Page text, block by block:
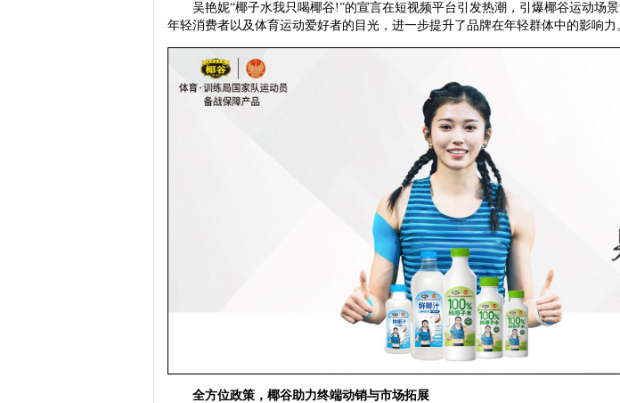
吴艳妮“椰子水我只喝椰谷!”的宣言在短视频平台引发热潮，引爆椰谷运动场
年轻消费者以及体育运动爱好者的目光，进一步提升了品牌在年轻群体中的影响力
全方位政策，椰谷助力终端动销与市场拓展